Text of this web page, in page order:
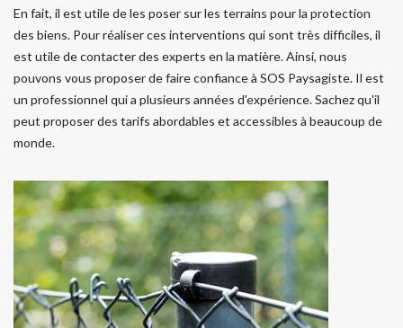
En fait, il est utile de les poser sur les terrains pour la protection
des biens. Pour réaliser ces interventions qui sont très difficiles, il
est utile de contacter des experts en la matière. Ainsi, nous
pouvons vous proposer de faire confiance à SOS Paysagiste. Il est
un professionnel qui a plusieurs années d'expérience. Sachez qu'il
peut proposer des tarifs abordables et accessibles à beaucoup de
monde.